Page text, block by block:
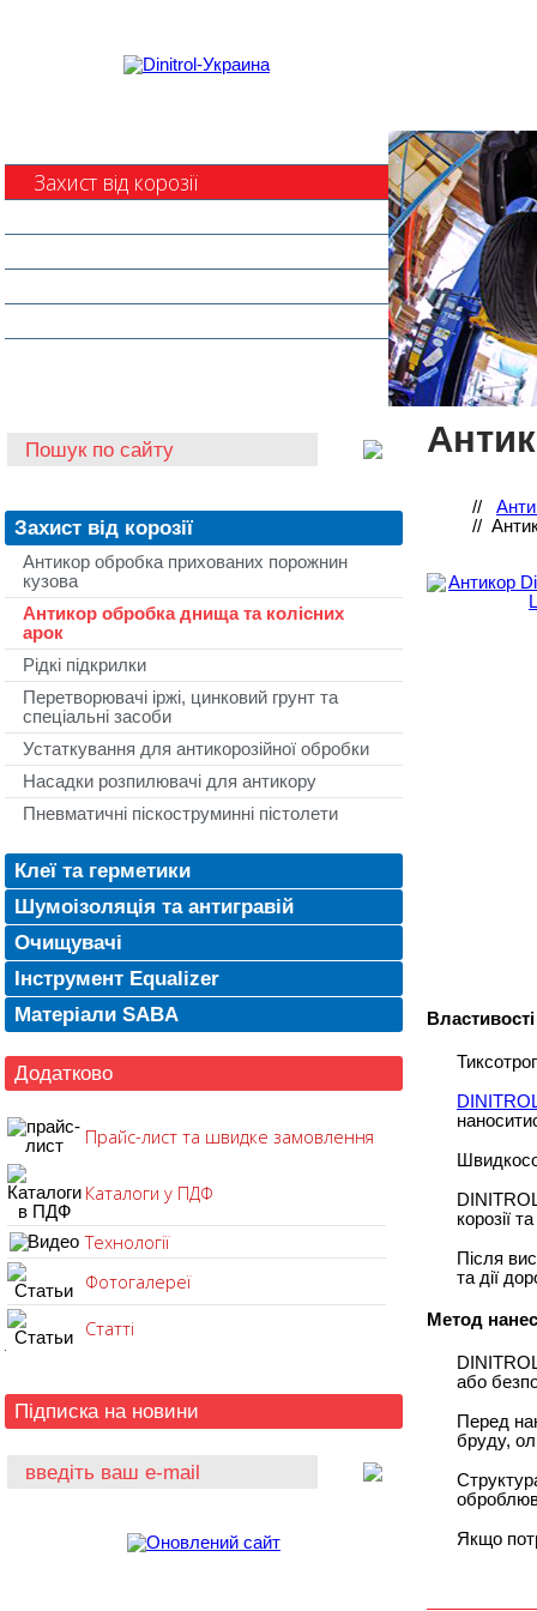
Захист від корозії
Захист від корозії
Антикор обробка прихованих порожнин
кузова
Антикор обробка днища та колісних
арок
Рідкі підкрилки
Перетворювачі іржі, цинковий грунт та
спеціальні засоби
Устаткування для антикорозійної обробки
Насадки розпилювачі для антикору
Пневматичні піскоструминні пістолети
Клеї та герметики
Шумоізоляція та антигравій
Очищувачі
Інструмент Equalizer
Матеріали SABA
Додатково
Прайс-лист та швидке замовлення
Каталоги у ПДФ
Технології
Фотогалереї
Статті
Підписка на новини
//
//
корозії
Після
та дії
Метод
або
Перед
бруду,
Якщо